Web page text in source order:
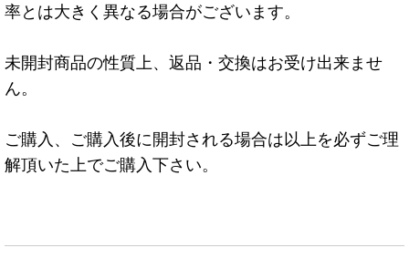
率とは大きく異なる場合がございます。
未開封商品の性質上、返品・交換はお受け出来ませ
ん。
ご購入、ご購入後に開封される場合は以上を必ずご理
解頂いた上でご購入下さい。